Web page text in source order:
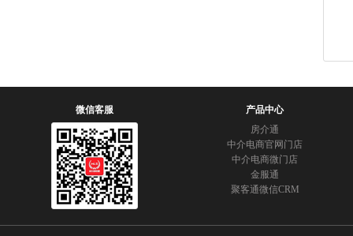
微信客服
产品中心
房介通
中介电商官网门店
中介电商微门店
金服通
聚客通微信CRM